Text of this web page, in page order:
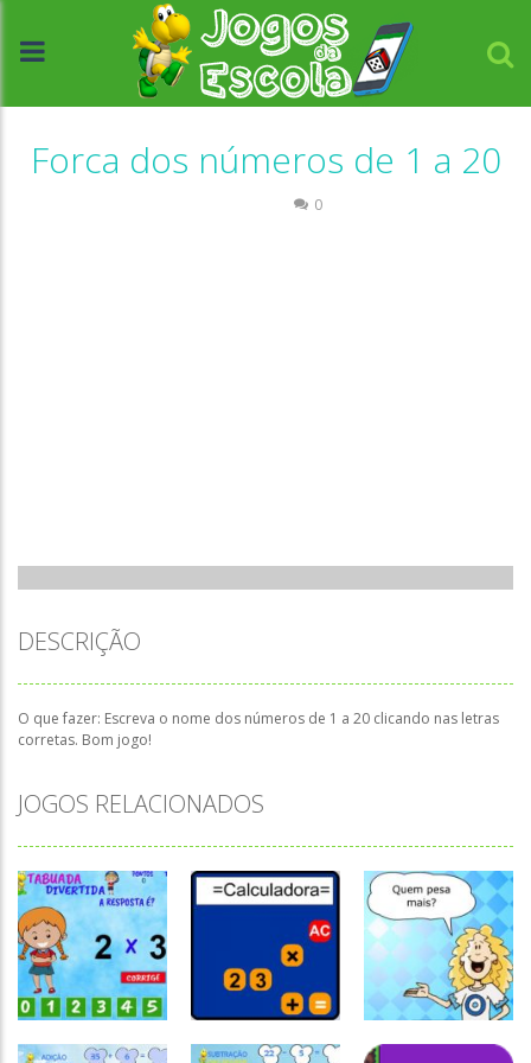
Forca dos números de 1 a 20
0
DESCRIÇÃO
O que fazer: Escreva o nome dos números de 1 a 20 clicando nas letras
corretas. Bom jogo!
JOGOS RELACIONADOS